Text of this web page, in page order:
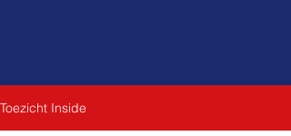
Toezicht Inside